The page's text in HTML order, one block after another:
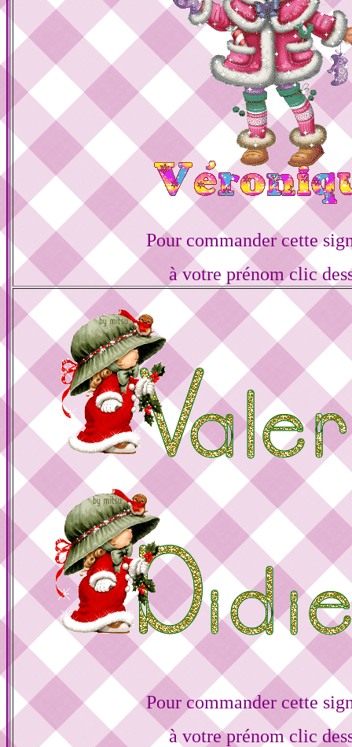
Pour commander cette
à votre prénom clic
Pour commander cette
à votre prénom clic